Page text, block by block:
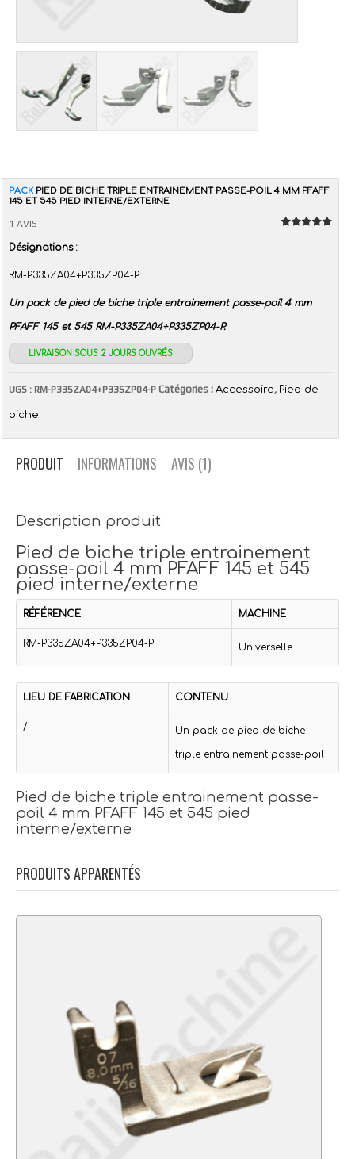
PACK PIED DE BICHE TRIPLE ENTRAINEMENT PASSE-POIL 4 MM PFAFF
145 ET 545 PIED INTERNE/EXTERNE
1 AVIS
Désignations :
RM-P335ZA04+P335ZP04-P
Un pack de pied de biche triple entrainement passe-poil 4 mm
PFAFF 145 et 545 RM-P335ZA04+P335ZP04-P.
LIVRAISON SOUS 2 JOURS OUVRÉS
UGS : RM-P335ZA04+P335ZP04-P Catégories : Accessoire, Pied de
biche
PRODUIT INFORMATIONS AVIS (1)
Description produit
Pied de biche triple entrainement
passe-poil 4 mm PFAFF 145 et 545
pied interne/externe
RÉFÉRENCE MACHINE
RM-P335ZA04+P335ZP04-P Universelle
LIEU DE FABRICATION CONTENU
/ Un pack de pied de biche
triple entrainement passe-poil
Pied de biche triple entrainement passe-
poil 4 mm PFAFF 145 et 545 pied
interne/externe
PRODUITS APPARENTÉS